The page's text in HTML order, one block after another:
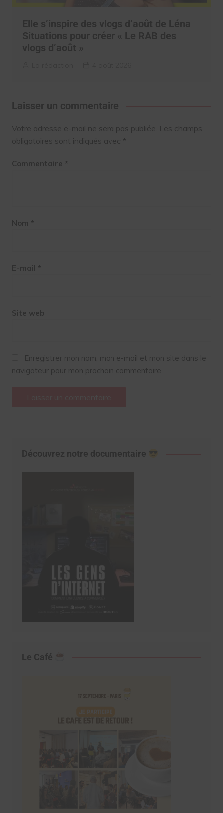
Elle s’inspire des vlogs d’août de Léna
Situations pour créer « Le RAB des
vlogs d’août »
Laisser un commentaire
Votre adresse e-mail ne sera pas publiée. Les champs
obligatoires sont indiqués avec *
Commentaire *
Nom *
E-mail *
Site web
Enregistrer mon nom, mon e-mail et mon site dans le
navigateur pour mon prochain commentaire.
Découvrez notre documentaire
Le Café